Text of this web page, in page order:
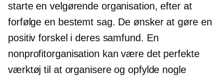
starte en velgørende organisation, efter at
forfølge en bestemt sag. De ønsker at gøre en
positiv forskel i deres samfund. En
nonprofitorganisation kan være det perfekte
værktøj til at organisere og opfylde nogle